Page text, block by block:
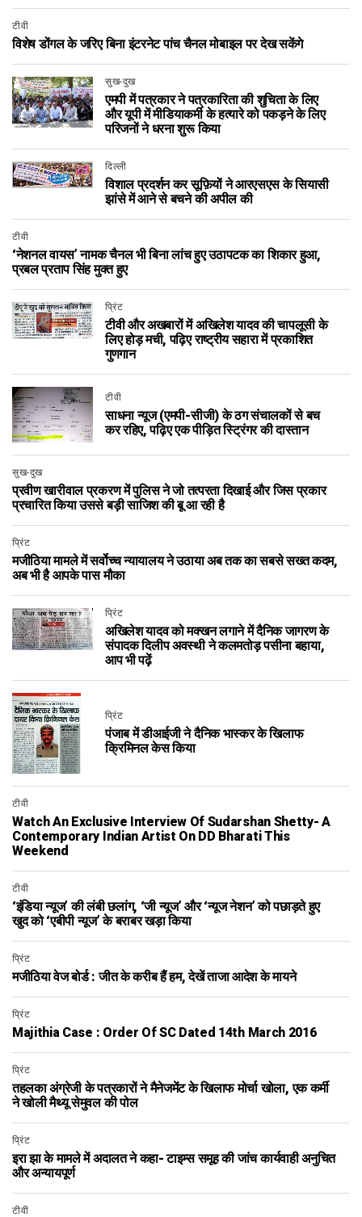
टीवी
विशेष डोंगल के जरिए बिना इंटरनेट पांच चैनल मोबाइल पर देख सकेंगे
सुख-दुख
एमपी में पत्रकार ने पत्रकारिता की शुचिता के लिए
और यूपी में मीडियाकर्मी के हत्यारे को पकड़ने के लिए
परिजनों ने धरना शुरू किया
दिल्ली
विशाल प्रदर्शन कर सूफ़ियों ने आरएसएस के सियासी
झांसे में आने से बचने की अपील की
टीवी
‘नेशनल वायस’ नामक चैनल भी बिना लांच हुए उठापटक का शिकार हुआ,
प्रबल प्रताप सिंह मुक्त हुए
प्रिंट
टीवी और अखबारों में अखिलेश यादव की चापलूसी के
लिए होड़ मची, पढ़िए राष्ट्रीय सहारा में प्रकाशित
गुणगान
टीवी
साधना न्यूज (एमपी-सीजी) के ठग संचालकों से बच
कर रहिए, पढ़िए एक पीड़ित स्ट्रिंगर की दास्तान
सुख-दुख
प्रवीण खारीवाल प्रकरण में पुलिस ने जो तत्परता दिखाई और जिस प्रकार
प्रचारित किया उससे बड़ी साजिश की बू आ रही है
प्रिंट
मजीठिया मामले में सर्वोच्च न्यायालय ने उठाया अब तक का सबसे सख्त कदम,
अब भी है आपके पास मौका
प्रिंट
अखिलेश यादव को मक्खन लगाने में दैनिक जागरण के
संपादक दिलीप अवस्थी ने कलमतोड़ पसीना बहाया,
आप भी पढ़ें
प्रिंट
पंजाब में डीआईजी ने दैनिक भास्कर के खिलाफ
क्रिमिनल केस किया
टीवी
Watch An Exclusive Interview Of Sudarshan Shetty- A
Contemporary Indian Artist On DD Bharati This
Weekend
टीवी
‘इंडिया न्यूज’ की लंबी छलांग, ‘जी न्यूज’ और ‘न्यूज नेशन’ को पछाड़ते हुए
खुद को ‘एबीपी न्यूज’ के बराबर खड़ा किया
प्रिंट
मजीठिया वेज बोर्ड : जीत के करीब हैं हम, देखें ताजा आदेश के मायने
प्रिंट
Majithia Case : Order Of SC Dated 14th March 2016
प्रिंट
तहलका अंग्रेजी के पत्रकारों ने मैनेजमेंट के खिलाफ मोर्चा खोला, एक कर्मी
ने खोली मैथ्यू सेमुवल की पोल
प्रिंट
इरा झा के मामले में अदालत ने कहा- टाइम्स समूह की जांच कार्यवाही अनुचित
और अन्यायपूर्ण
टीवी